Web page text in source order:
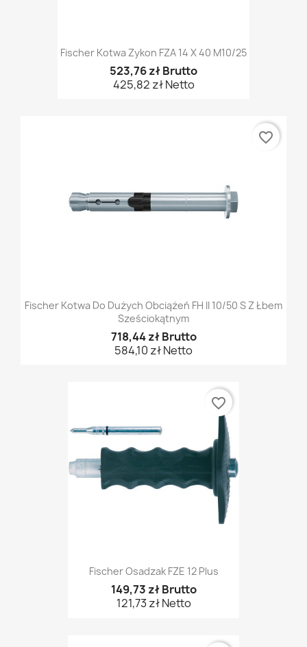
Fischer Kotwa Zykon FZA 14 X 40 M10/25
523,76 zł Brutto
425,82 zł Netto
Fischer Kotwa Do Dużych Obciążeń FH II 10/50 S Z Łbem
Sześciokątnym
718,44 zł Brutto
584,10 zł Netto
favorite_border
Fischer Osadzak FZE 12 Plus
149,73 zł Brutto
121,73 zł Netto
favorite_border